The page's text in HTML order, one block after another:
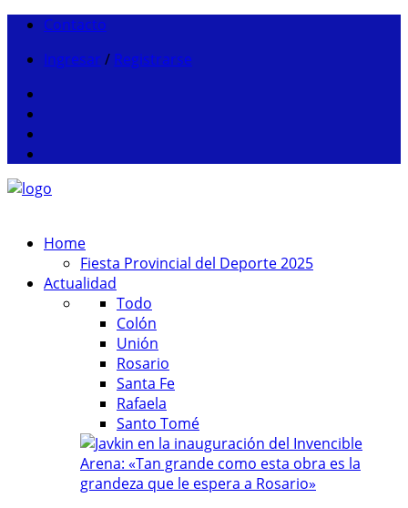
Contacto
Ingresar / Registrarse
Home
Fiesta Provincial del Deporte 2025
Actualidad
Todo
Colón
Unión
Rosario
Santa Fe
Rafaela
Santo Tomé